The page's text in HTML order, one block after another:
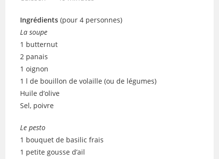
Ingrédients (pour 4 personnes)
La soupe
1 butternut
2 panais
1 oignon
1 l de bouillon de volaille (ou de légumes)
Huile d’olive
Sel, poivre
Le pesto
1 bouquet de basilic frais
1 petite gousse d’ail